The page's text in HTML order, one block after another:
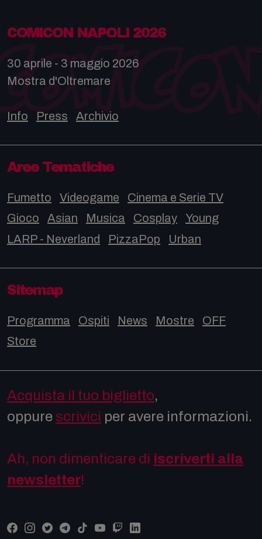
COMICON NAPOLI 2026
30 aprile - 3 maggio 2026
Mostra d'Oltremare
Info Press Archivio
Aree Tematiche
Fumetto Videogame
Cinema e Serie TV
Gioco
Asian Musica Cosplay
Young
LARP - Neverland
PizzaPop Urban
Sitemap
Programma Ospiti News Mostre
OFF
Store
Acquista il tuo biglietto,
oppure scrivici per avere informazioni.
Ah, non dimenticare di iscriverti alla
newsletter!